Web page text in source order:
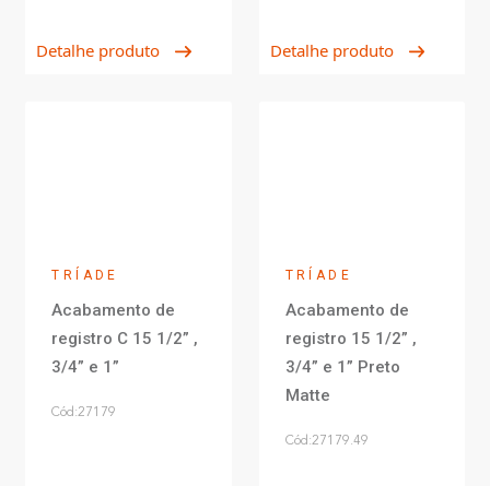
Detalhe produto Detalhe produto
TRÍADE
Acabamento de
registro C 15 1/2” ,
3/4” e 1”
Cód:27179
TRÍADE
Acabamento de
registro 15 1/2” ,
3/4” e 1” Preto
Matte
Cód:27179.49